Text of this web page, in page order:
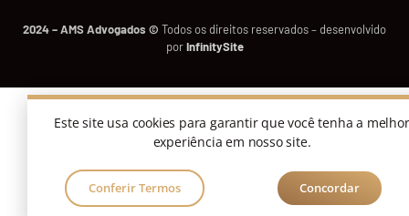
2024 – AMS Advogados © Todos os direitos reservados – desenvolvido
porInfinitySite
Este site usa cookies para garantir que você tenha a melhor
experiência em nosso site.
Conferir Termos Concordar